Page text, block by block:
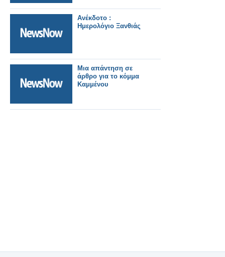
Ανέκδοτο :
Ημερολόγιο Ξανθιάς
Μια απάντηση σε
άρθρο για το κόμμα
Καμμένου